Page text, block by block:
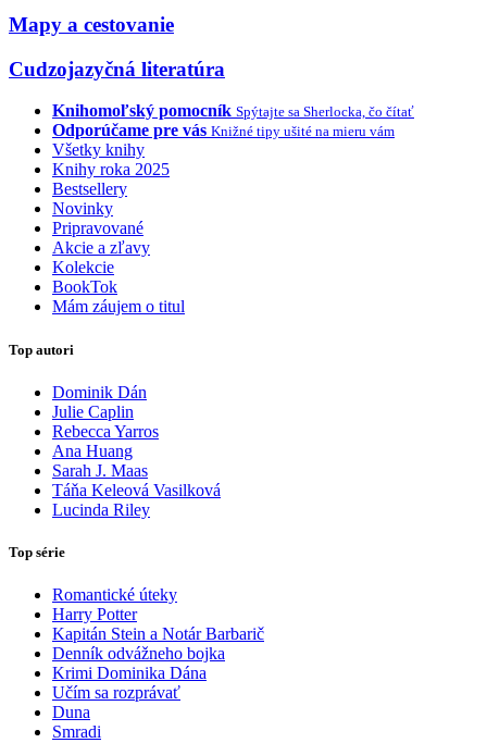
Mapy a cestovanie
Cudzojazyčná literatúra
Knihomoľský pomocník Spýtajte sa Sherlocka, čo čítať
Odporúčame pre vás Knižné tipy ušité na mieru vám
Všetky knihy
Knihy roka 2025
Bestsellery
Novinky
Pripravované
Akcie a zľavy
Kolekcie
BookTok
Mám záujem o titul
Top autori
Dominik Dán
Julie Caplin
Rebecca Yarros
Ana Huang
Sarah J. Maas
Táňa Keleová Vasilková
Lucinda Riley
Top série
Romantické úteky
Harry Potter
Kapitán Stein a Notár Barbarič
Denník odvážneho bojka
Krimi Dominika Dána
Učím sa rozprávať
Duna
Smradi